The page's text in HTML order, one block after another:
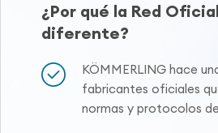
¿Por qué la Red
diferente?
KÖMMERLING hace
fabricantes oficiales
normas y protocolos